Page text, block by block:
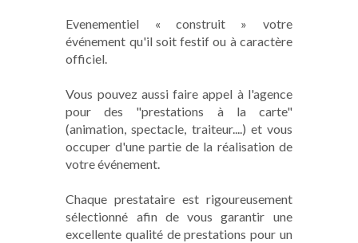
Evenementiel « construit » votre
événement qu'il soit festif ou à caractère
officiel.
Vous pouvez aussi faire appel à l'agence
pour des "prestations à la carte"
(animation, spectacle, traiteur....) et vous
occuper d'une partie de la réalisation de
votre événement.
Chaque prestataire est rigoureusement
sélectionné afin de vous garantir une
excellente qualité de prestations pour un